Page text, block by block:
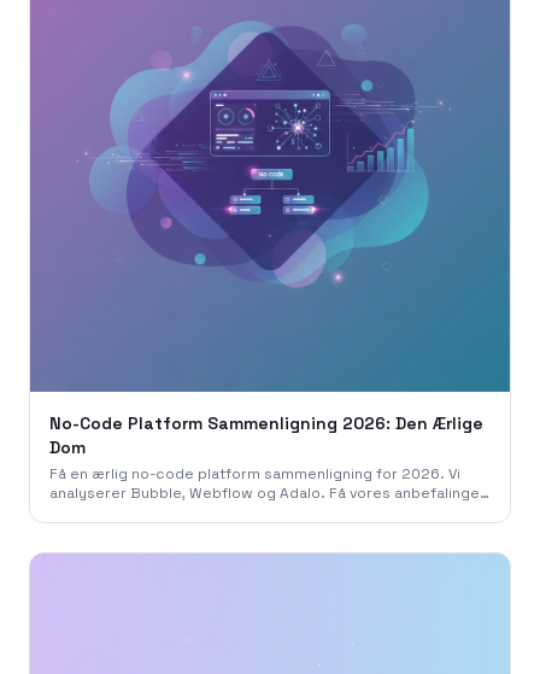
No-Code Platform Sammenligning 2026: Den Ærlige
Dom
Få en ærlig no-code platform sammenligning for 2026. Vi
analyserer Bubble, Webflow og Adalo. Få vores anbefalinger